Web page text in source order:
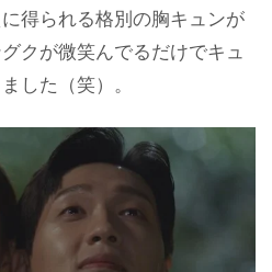
得られる格別の胸キュンが
クが微笑んでるだけでキュ
した（笑）。